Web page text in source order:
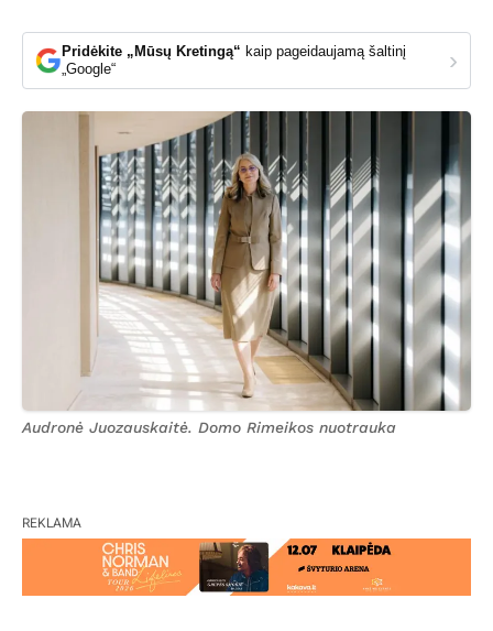
Pridėkite „Mūsų Kretingą“ kaip pageidaujamą šaltinį
„Google“
›
Audronė Juozauskaitė. Domo Rimeikos nuotrauka
REKLAMA